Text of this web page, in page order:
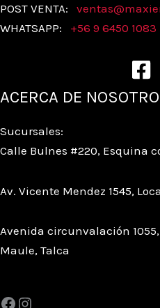
POST VENTA: ventas@
WHATSAPP: +56 9 6450 1083
ACERCA DE
Sucursales:
Calle Bulnes #220, Esquina
Av. Vicente Mendez 1545,
Avenida circunvalación
Maule, Talca